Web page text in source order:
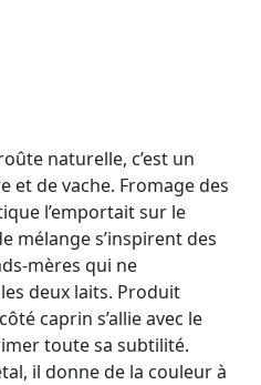
naturelle, c’est un
et de vache. Fromage des
l’emportait sur le
mélange s’inspirent des
mères qui ne
deux laits. Produit
caprin s’allie avec le
toute sa subtilité.
il donne de la couleur à